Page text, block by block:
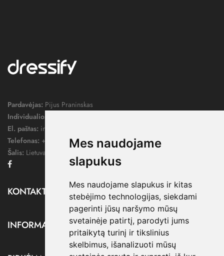
Mes naudojame
slapukus
Mes naudojame slapukus ir kitas
stebėjimo technologijas, siekdami
pagerinti jūsų naršymo mūsų
svetainėje patirtį, parodyti jums
pritaikytą turinį ir tikslinius
skelbimus, išanalizuoti mūsų
Pardavėjas: Pijus Praninskas
Individualios veiklos pažymos nr.:
El. paštas: info@dressify.lt
Telefonas: +370 676 78578
Šalis: Lietuva
KONTAKTAI
INFORMACIJA